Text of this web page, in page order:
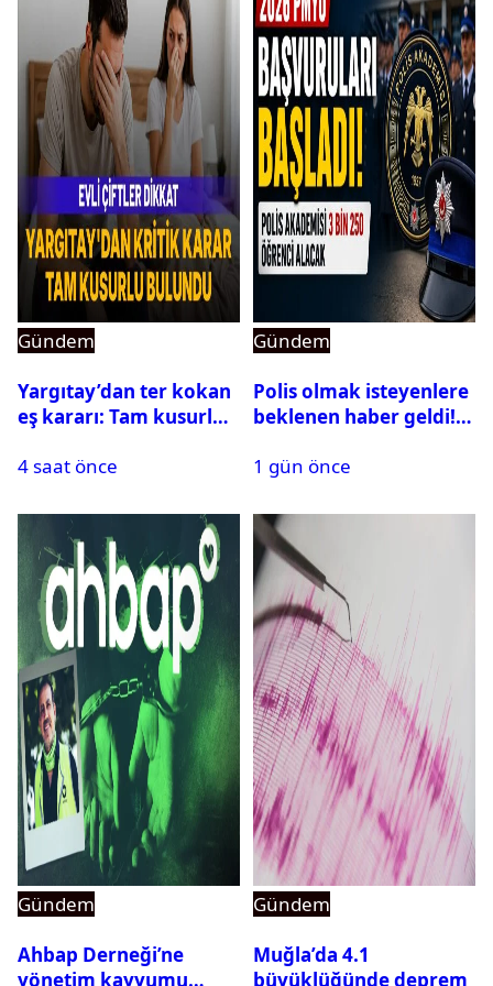
Gündem
Yargıtay’dan ter kokan
eş kararı: Tam kusurlu
4 saat önce
Gündem
Polis olmak isteyenlere
beklenen haber geldi!
1 gün önce
Gündem
Ahbap Derneği’ne
yönetim kayyumu
Gündem
Muğla’da 4.1
büyüklüğünde deprem